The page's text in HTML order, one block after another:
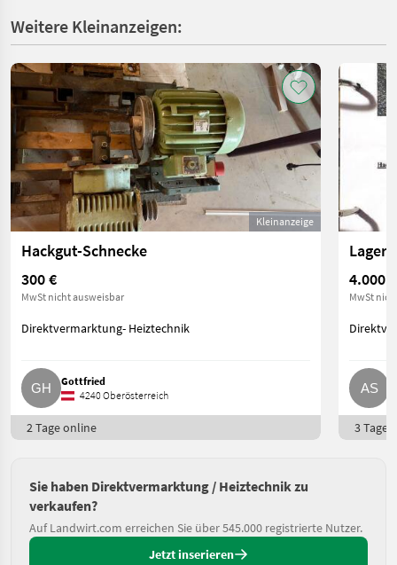
Weitere Kleinanzeigen:
Kleinanzeige
Hackgut-Schnecke
300 €
MwSt nicht ausweisbar
Direktvermarktung- Heiztechnik
Gottfried
4240 Oberösterreich
2 Tage online
4.000 €
MwSt
3 Tage
Sie haben Direktvermarktung / Heiztechnik zu
verkaufen?
Auf Landwirt.com erreichen Sie über 545.000 registrierte Nutzer.
Jetzt inserieren